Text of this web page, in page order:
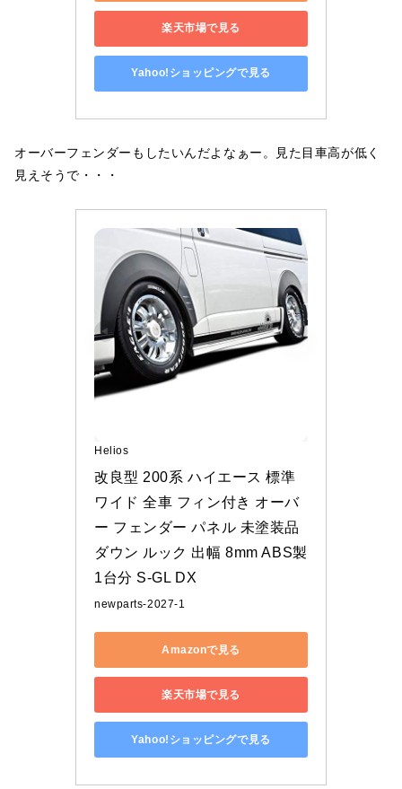
楽天市場で見る
Yahoo!ショッピングで見る
オーバーフェンダーもしたいんだよなぁー。見た目車高が低く
見えそうで・・・
Helios
改良型 200系 ハイエース 標準
ワイド 全車 フィン付き オーバ
ー フェンダー パネル 未塗装品
ダウン ルック 出幅 8mm ABS製
1台分 S-GL DX
newparts-2027-1
Amazonで見る
楽天市場で見る
Yahoo!ショッピングで見る